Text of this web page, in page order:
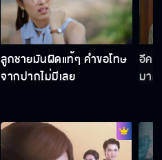
ลูกชายมันผิดแท้ๆ คำขอโทษ
จากปากไม่มีเลย
อีคน
มาด่